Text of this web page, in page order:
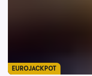
EUROJACKPOT